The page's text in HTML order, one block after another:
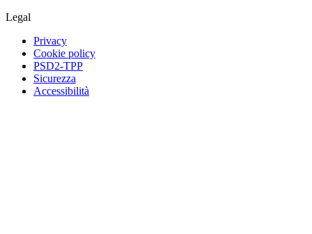
Legal
Privacy
Cookie policy
PSD2-TPP
Sicurezza
Accessibilità